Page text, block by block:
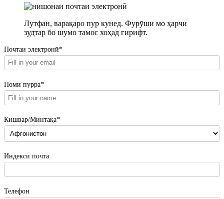
Лутфан, варақаро пур кунед. Фурӯши мо ҳарчи
зудтар бо шумо тамос хоҳад гирифт.
Почтаи электронӣ*
Номи пурра*
Кишвар/Минтақа*
Индекси почта
Телефон